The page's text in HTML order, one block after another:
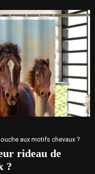
aux motifs chevaux ?
rideau de
?